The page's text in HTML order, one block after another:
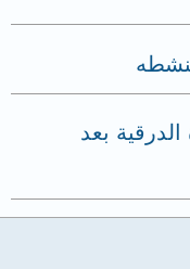
بعد